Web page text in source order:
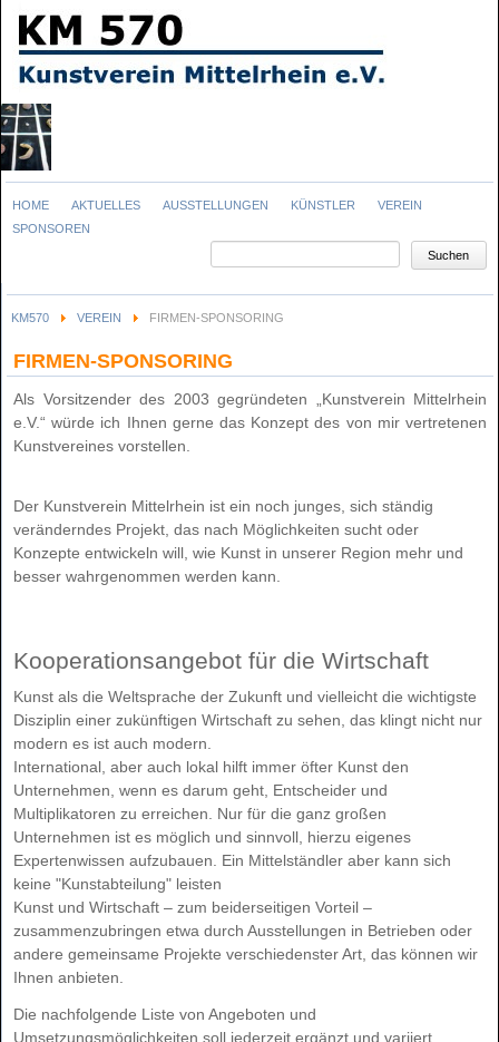
Navigation
überspringen
HOME AKTUELLES AUSSTELLUNGEN KÜNSTLER
VEREIN
SPONSOREN
Suchen
KM570 VEREIN FIRMEN-SPONSORING
FIRMEN-SPONSORING
Als Vorsitzender des 2003 gegründeten „Kunstverein Mittelrhein
e.V.“ würde ich Ihnen gerne das Konzept des von mir vertretenen
Kunstvereines vorstellen.
Der Kunstverein Mittelrhein ist ein noch junges, sich ständig
veränderndes Projekt, das nach Möglichkeiten sucht oder
Konzepte entwickeln will, wie Kunst in unserer Region mehr und
besser wahrgenommen werden kann.
Kooperationsangebot für die Wirtschaft
Kunst als die Weltsprache der Zukunft und vielleicht die wichtigste
Disziplin einer zukünftigen Wirtschaft zu sehen, das klingt nicht nur
modern es ist auch modern.
International, aber auch lokal hilft immer öfter Kunst den
Unternehmen, wenn es darum geht, Entscheider und
Multiplikatoren zu erreichen. Nur für die ganz großen
Unternehmen ist es möglich und sinnvoll, hierzu eigenes
Expertenwissen aufzubauen. Ein Mittelständler aber kann sich
keine "Kunstabteilung" leisten
Kunst und Wirtschaft – zum beiderseitigen Vorteil –
zusammenzubringen etwa durch Ausstellungen in Betrieben oder
andere gemeinsame Projekte verschiedenster Art, das können wir
Ihnen anbieten.
Die nachfolgende Liste von Angeboten und
Umsetzungsmöglichkeiten soll jederzeit ergänzt und variiert